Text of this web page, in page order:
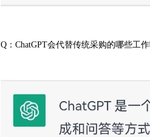
Q：ChatGPT会代替传统采购的哪些工